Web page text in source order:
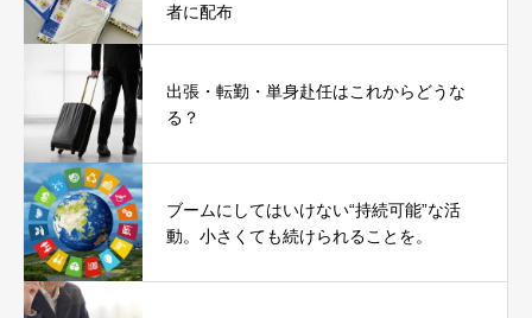
者に配布
出張・転勤・単身赴任はこれからどうな
る？
ブームにしてはいけない“持続可能”な活
動。小さくても続けられることを。